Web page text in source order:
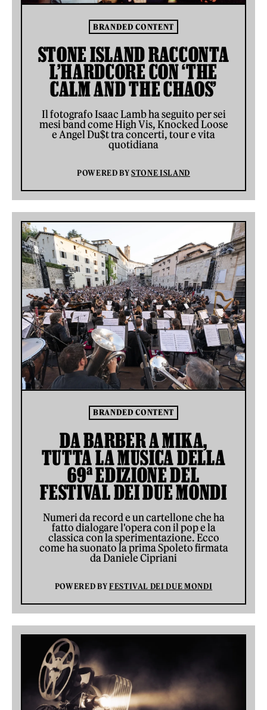
BRANDED CONTENT
STONE ISLAND RACCONTA
L’HARDCORE CON ‘THE
CALM AND THE CHAOS’
Il fotografo Isaac Lamb ha seguito per sei
mesi band come High Vis, Knocked Loose
e Angel Du$t tra concerti, tour e vita
quotidiana
POWERED BYSTONE ISLAND
BRANDED CONTENT
DA BARBER A MIKA,
TUTTA LA MUSICA DELLA
69ª EDIZIONE DEL
FESTIVAL DEI DUE MONDI
Numeri da record e un cartellone che ha
fatto dialogare l'opera con il pop e la
classica con la sperimentazione. Ecco
come ha suonato la prima Spoleto firmata
da Daniele Cipriani
POWERED BYFESTIVAL DEI DUE MONDI